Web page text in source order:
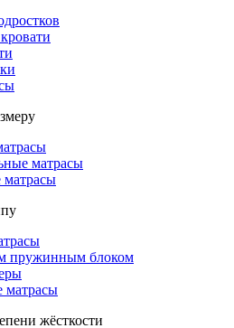
матрасы
пружинным блоком
матрасы
жёсткости